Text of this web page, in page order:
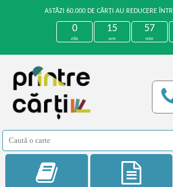
ASTĂZI 60.000 DE CĂRȚI AU REDUCERE
0
zile
15
ore
57
min